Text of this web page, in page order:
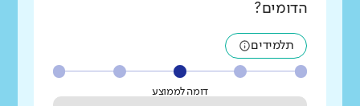
הדומים?
תלמידים
דומה לממוצע